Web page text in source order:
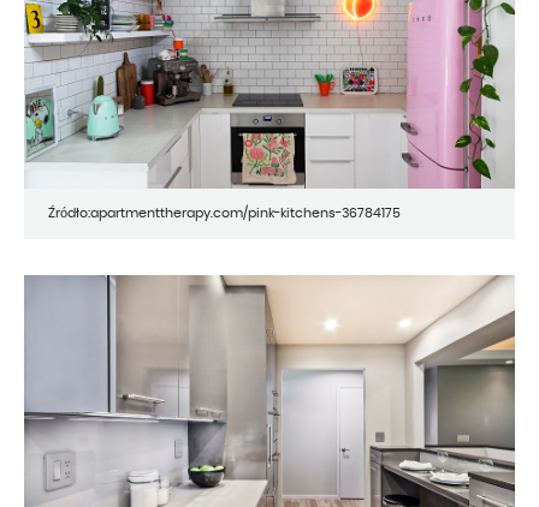
Źródło:apartmenttherapy.com/pink-kitchens-36784175